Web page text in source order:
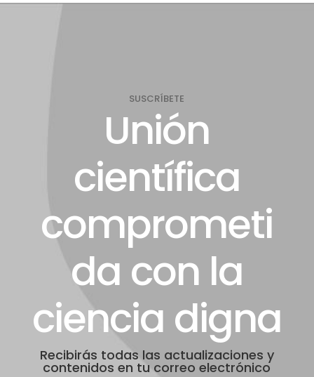
SUSCRÍBETE
Unión
científica
comprometi
da con la
ciencia digna
Recibirás todas las actualizaciones y
contenidos en tu correo electrónico